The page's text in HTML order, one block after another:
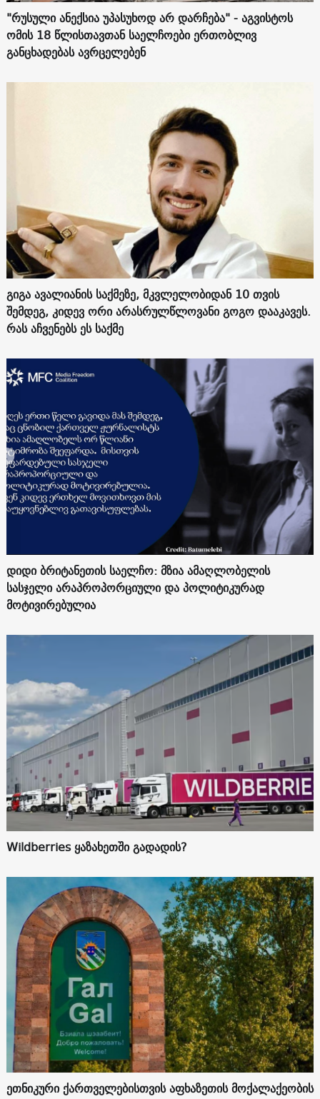
"რუსული ანექსია უპასუხოდ არ დარჩება" - აგვისტოს
ომის 18 წლისთავთან საელჩოები ერთობლივ
განცხადებას ავრცელებენ
გიგა ავალიანის საქმეზე, მკვლელობიდან 10 თვის
შემდეგ, კიდევ ორი არასრულწლოვანი გოგო დააკავეს.
რას აჩვენებს ეს საქმე
დიდი ბრიტანეთის საელჩო: მზია ამაღლობელის
სასჯელი არაპროპორციული და პოლიტიკურად
მოტივირებულია
Wildberries ყაზახეთში გადადის?
ეთნიკური ქართველებისთვის აფხაზეთის მოქალაქეობის